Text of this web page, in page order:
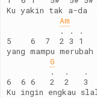
Ku yakin tak a-da
Am
. . .
5    6  7  2 3 1
yang mampu
G
         .  .   .
6  6 6   2  2   3
Ku ingin engkau